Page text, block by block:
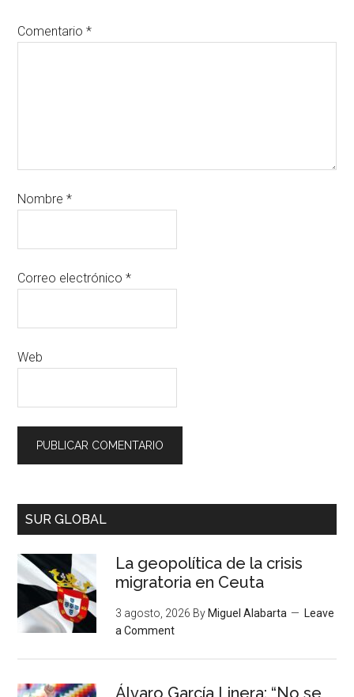
Comentario*
Nombre*
Correo electrónico*
Web
SUR GLOBAL
La geopolítica de la crisis
migratoria en Ceuta
3 agosto, 2026 By Miguel Alabarta
Leave
a Comment
Álvaro García Linera: “No se